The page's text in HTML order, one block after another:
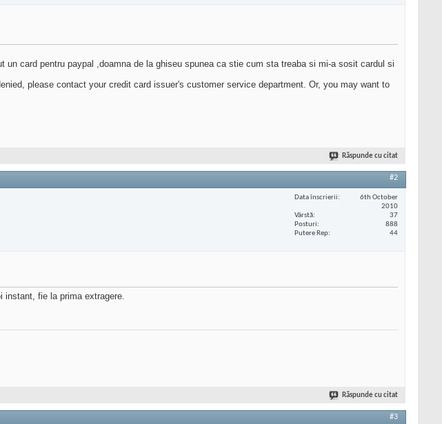
card pentru paypal ,doamna de la ghiseu spunea ca stie cum sta treaba si mi-a sosit cardul si
please contact your credit card issuer's customer service department. Or, you may want to
Răspunde cu citat
#2
Data înscrierii
6th October
2010
Vârstă
37
Posturi
888
Putere Rep
44
instant, fie la prima extragere.
Răspunde cu citat
#3